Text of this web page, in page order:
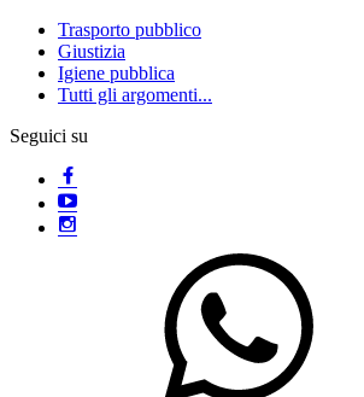
Trasporto pubblico
Giustizia
Igiene pubblica
Tutti gli argomenti...
Seguici su